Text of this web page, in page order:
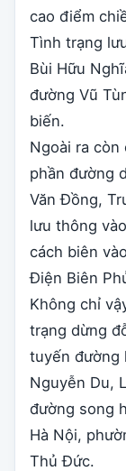
cao điểm
Tình trạng
Bùi Hữu
đường Vũ
biến.
Ngoài ra
phần đường
Văn Đồng,
lưu thông
cách biên
Điện Biên
Không chỉ
trạng dừng
tuyến đường
Nguyễn Du,
đường song
Hà Nội,
Thủ Đức.